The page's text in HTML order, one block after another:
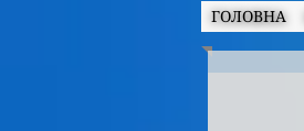
ГОЛОВНА